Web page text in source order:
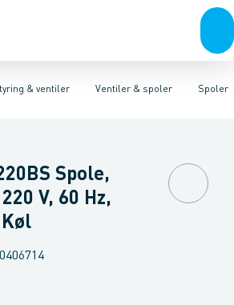
& ventiler Fordampere
Ventiler & spoler
Sensorer & transmitterer Spoler
Magnetventiler til kølemiddel
Spole,
V, 60 Hz,
Køl